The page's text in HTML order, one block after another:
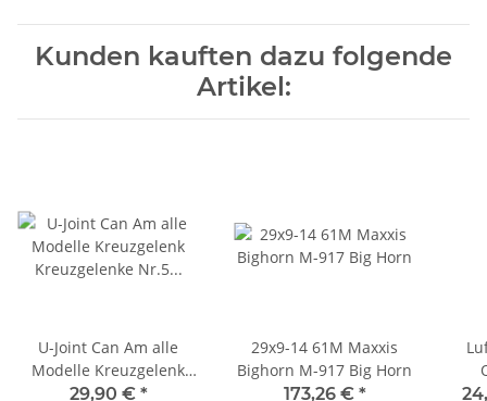
Kunden kauften dazu folgende
Artikel:
U-Joint Can Am alle
Modelle Kreuzgelenk
Kreuzgelenke Nr.5
29,90 € *
29x9-14 61M Maxxis
Bighorn M-917 Big Horn
173,26 € *